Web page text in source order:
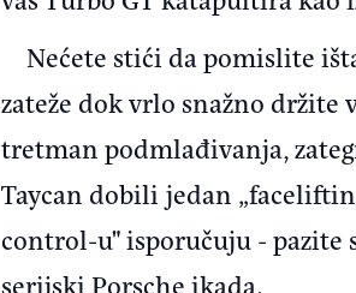
Nećete stići da pomislite
zateže dok vrlo snažno
tretman podmlađivanja,
Taycan dobili jedan
control-u" isporučuju - pazite
serijski Porsche ikada.